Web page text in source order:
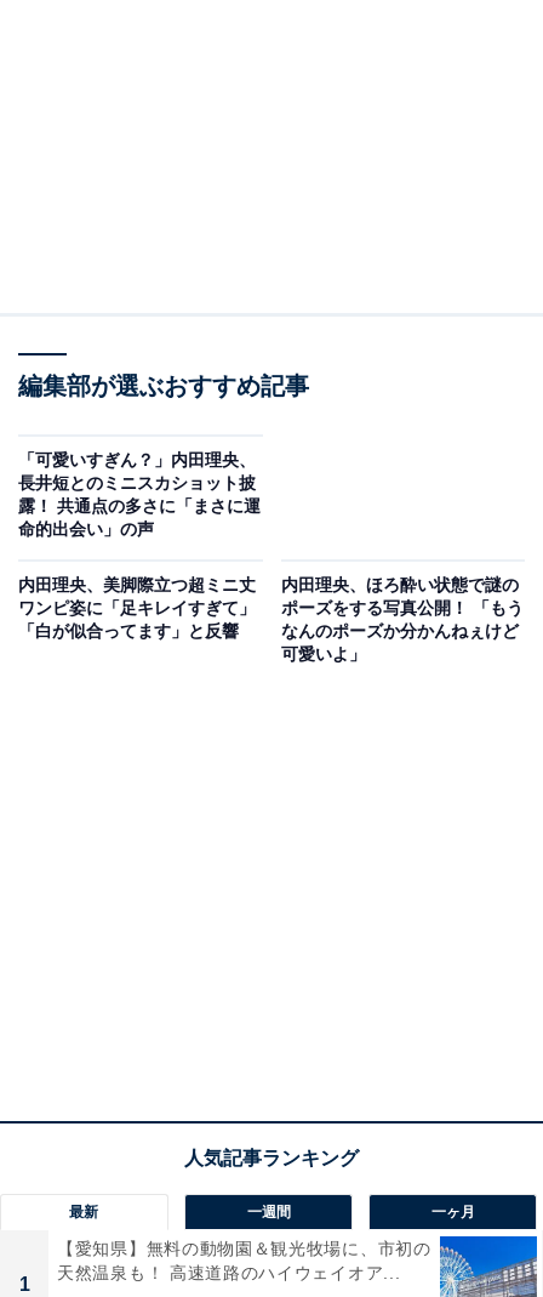
編集部が選ぶおすすめ記事
「可愛いすぎん？」内田理央、
長井短とのミニスカショット披
露！ 共通点の多さに「まさに運
命的出会い」の声
内田理央、美脚際立つ超ミニ丈
ワンピ姿に「足キレイすぎて」
「白が似合ってます」と反響
内田理央、ほろ酔い状態で謎の
ポーズをする写真公開！ 「もう
なんのポーズか分かんねぇけど
可愛いよ」
最新 一週間 一ヶ月
1
【愛知県】無料の動物園＆観光牧場に、市初の
天然温泉も！ 高速道路のハイウェイオア...